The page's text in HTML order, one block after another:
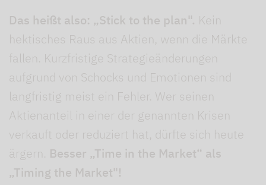
Das heißt also: „Stick to the plan". Kein
hektisches Raus aus Aktien, wenn die Märkte
fallen. Kurzfristige Strategieänderungen
aufgrund von Schocks und Emotionen sind
langfristig meist ein Fehler. Wer seinen
Aktienanteil in einer der genannten Krisen
verkauft oder reduziert hat, dürfte sich heute
ärgern. Besser „Time in the Market“ als
„Timing the Market"!